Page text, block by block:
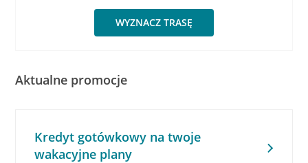
WYZNACZ TRASĘ
Aktualne promocje
Kredyt gotówkowy na twoje
wakacyjne plany